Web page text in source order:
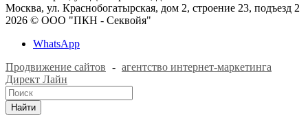
Москва, ул. Краснобогатырская, дом 2, строение 23, подъезд 2
2026 © ООО "ПКН - Секвойя"
WhatsApp
Продвижение сайтов - агентство интернет-маркетинга
Директ Лайн
Найти